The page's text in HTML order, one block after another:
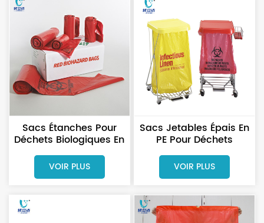
Sacs Étanches Pour
Déchets Biologiques En
Rouleau, Destinés Aux
Hôpitaux Et Aux
Cliniques
VOIR PLUS
Sacs Jetables Épais En
PE Pour Déchets
Biologiques Médicaux
VOIR PLUS